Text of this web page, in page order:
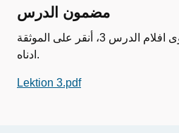
مضمون الدرس
إذا كنت تفضل قراءة محتوى افلام الدرس 3، أنقر على الموثقة
ادناه.
Lektion 3.pdf